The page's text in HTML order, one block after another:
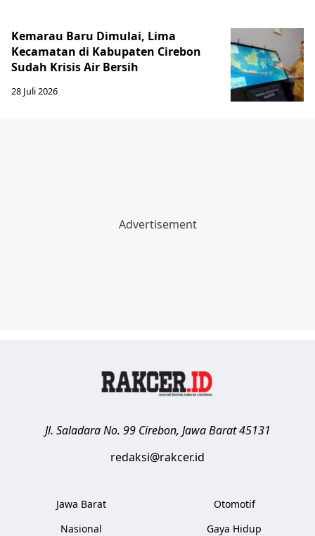
Kemarau Baru Dimulai, Lima
Kecamatan di Kabupaten Cirebon
Sudah Krisis Air Bersih
28 Juli 2026
Jl. Saladara No. 99 Cirebon, Jawa Barat 45131
redaksi@rakcer.id
Jawa Barat
Nasional
Otomotif
Gaya Hidup